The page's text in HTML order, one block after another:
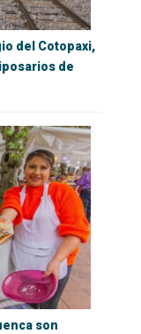
del Cotopaxi,
de
son